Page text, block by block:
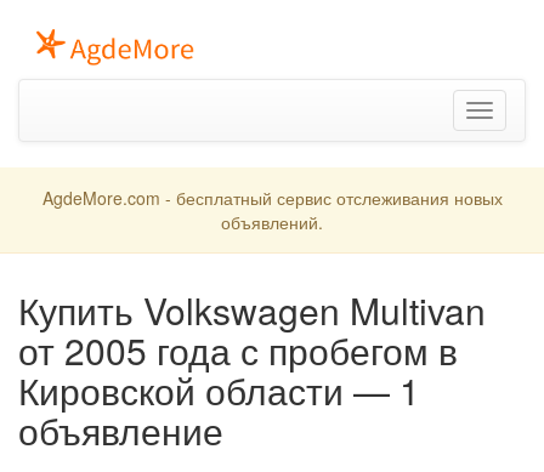
Toggle
navigation
AgdeMore.com - бесплатный сервис отслеживания новых
объявлений.
Купить Volkswagen Multivan
от 2005 года с пробегом в
Кировской области — 1
объявление